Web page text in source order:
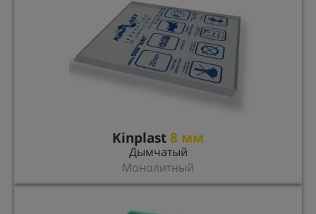
Kinplast8 мм
Дымчатый
Монолитный